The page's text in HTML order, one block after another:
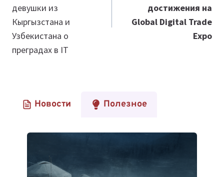
девушки из
Кыргызстана и
Узбекистана о
преградах в IT
достижения на
Global Digital Trade
Expo
Новости Полезное